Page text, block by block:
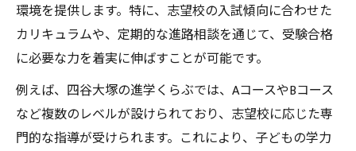
環境を提供します。特に、志望校の入試傾向に合わせた
カリキュラムや、定期的な進路相談を通じて、受験合格
に必要な力を着実に伸ばすことが可能です。
例えば、四谷大塚の進学くらぶでは、AコースやBコース
など複数のレベルが設けられており、志望校に応じた専
門的な指導が受けられます。これにより、子どもの学力